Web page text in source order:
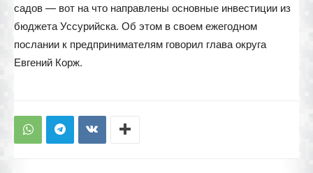
садов — вот на что направлены основные инвестиции из
бюджета Уссурийска. Об этом в своем ежегодном
послании к предпринимателям говорил глава округа
Евгений Корж.